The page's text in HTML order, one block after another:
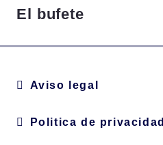
El bufete
Aviso legal
Politica de privacidad